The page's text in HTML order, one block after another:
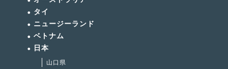
タイ
ニュージーランド
ベトナム
日本
山口県